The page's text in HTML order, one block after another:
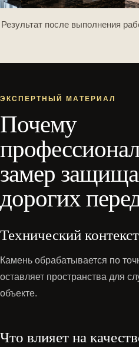
Результат после выполнения
ЭКСПЕРТНЫЙ МАТЕРИАЛ
Почему
замер
дорогих
Технический контекст
Камень обрабатывается по
оставляет пространства для
объекте.
Что влияет на